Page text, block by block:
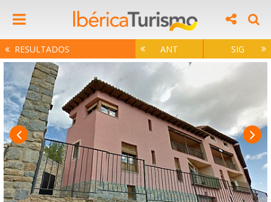
RESULTADOS ANT SIG